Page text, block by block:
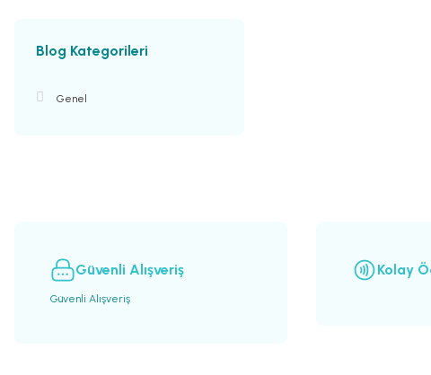
Blog Kategorileri
Genel
Güvenli Alışveriş
Güvenli Alışveriş
Kolay